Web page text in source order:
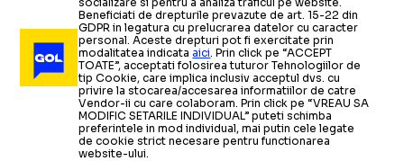
Beneficiati de drepturile prevazute de art. 15-22 din
GDPR in legatura cu prelucrarea datelor cu caracter
personal. Aceste drepturi pot fi exercitate prin
modalitatea indicataaici . Prin click pe “ACCEPT
TOATE”, acceptati folosirea tuturor Tehnologiilor de
tip Cookie, care implica inclusiv acceptul dvs. cu
privire la stocarea/accesarea informatiilor de catre
Vendor-ii cu care colaboram. Prin click pe “VREAU SA
MODIFIC SETARILE INDIVIDUAL” puteti schimba
preferintele in mod individual, mai putin cele legate
de cookie strict necesare pentru functionarea
website-ului.